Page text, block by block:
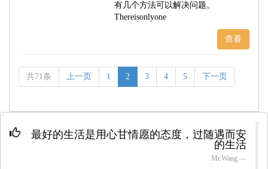
有几个方法可以解决问题。
Thereisonlyone
查看
共71条 上一页 1 2 3 4 5 下一页
最好的生活是用心甘情愿的态度，过随遇而安
的生活
Mr.Wang